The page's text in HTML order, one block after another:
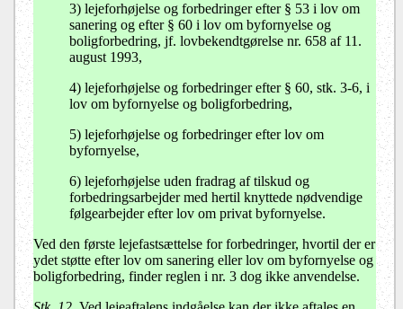
3) lejeforhøjelse og forbedringer efter § 53 i lov om
sanering og efter § 60 i lov om byfornyelse og
boligforbedring, jf. lovbekendtgørelse nr. 658 af 11.
august 1993,
4) lejeforhøjelse og forbedringer efter § 60, stk. 3-6, i
lov om byfornyelse og boligforbedring,
5) lejeforhøjelse og forbedringer efter lov om
byfornyelse,
6) lejeforhøjelse uden fradrag af tilskud og
forbedringsarbejder med hertil knyttede nødvendige
følgearbejder efter lov om privat byfornyelse.
Ved den første lejefastsættelse for forbedringer, hvortil der er
ydet støtte efter lov om sanering eller lov om byfornyelse og
boligforbedring, finder reglen i nr. 3 dog ikke anvendelse.